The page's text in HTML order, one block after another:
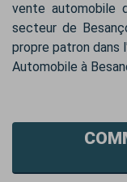
vente automobile
secteur de
propre patron dans
Automobile à